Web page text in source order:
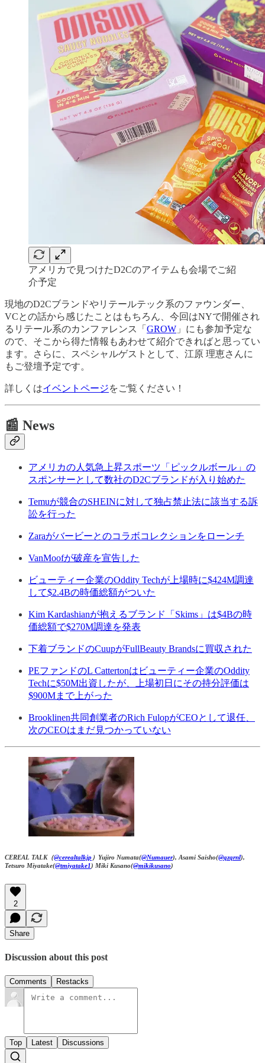
アメリカで見つけたD2Cのアイテムも会場でご紹
介予定
現地のD2Cブランドやリテールテック系のファウンダー、
VCとの話から感じたことはもちろん、今回はNYで開催され
るリテール系のカンファレンス「 GROW 」にも参加予定な
ので、そこから得た情報もあわせて紹介できればと思ってい
ます。さらに、スペシャルゲストとして、江原 理恵さんに
もご登壇予定です。
詳しくはイベントページをご覧ください！
📰 News
アメリカの人気急上昇スポーツ「ピックルボール」の
スポンサーとして数社のD2Cブランドが入り始めた
Temuが競合のSHEINに対して独占禁止法に該当する訴
訟を行った
Zaraがバービーとのコラボコレクションをローンチ
VanMoofが破産を宣告した
ビューティー企業のOddity Techが上場時に$424M調達
して$2.4Bの時価総額がついた
Kim Kardashianが抱えるブランド「Skims」は$4Bの時
価総額で$270M調達を発表
下着ブランドのCuupがFullBeauty Brandsに買収された
PEファンドのL Cattertonはビューティー企業のOddity
Techに$50M出資したが、上場初日にその持分評価は
$900Mまで上がった
Brooklinen共同創業者のRich FulopがCEOとして退任、
次のCEOはまだ見つかっていない
CEREAL TALK（@cerealtalkjp ）Yujiro Numata(@Numauer), Asami Saisho(@qzqrnl),
Tetsuro Miyatake(@tmiyatake1) Miki Kusano(@mikikusano)
2
Share
Discussion about this post
Comments Restacks
Top Latest Discussions